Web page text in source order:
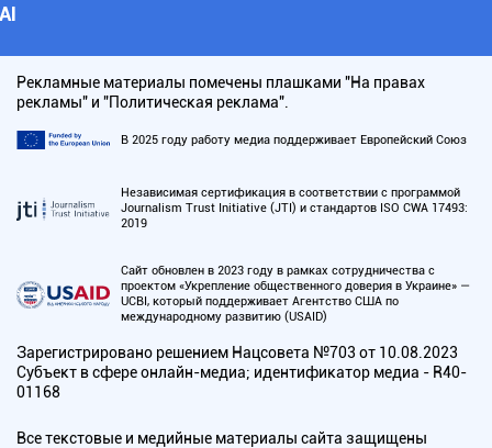
АI
Рекламные материалы помечены плашками "На правах
рекламы" и "Политическая реклама".
В 2025 году работу медиа поддерживает Европейский Союз
Независимая сертификация в соответствии с программой
Journalism Trust Initiative (JTI) и стандартов ISO CWA 17493:
2019
Сайт обновлен в 2023 году в рамках сотрудничества с
проектом «Укрепление общественного доверия в Украине» —
UCBI, который поддерживает Агентство США по
международному развитию (USAID)
Зарегистрировано решением Нацсовета №703 от 10.08.2023
Субъект в сфере онлайн-медиа; идентификатор медиа - R40-
01168
Все текстовые и медийные материалы сайта защищены